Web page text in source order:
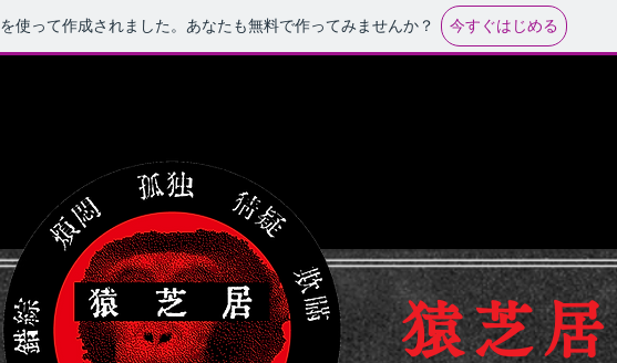
を使って作成されました。あなたも無料で作ってみませんか？ 今すぐはじめる
猿芝居